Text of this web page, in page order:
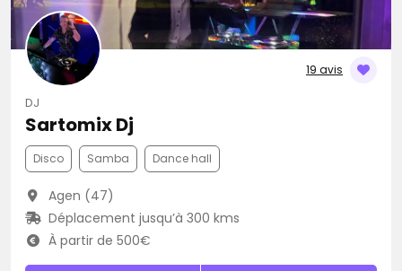
19 avis
DJ
Sartomix Dj
Disco Samba Dance hall
Agen (47)
Déplacement jusqu’à 300 kms
À partir de 500€